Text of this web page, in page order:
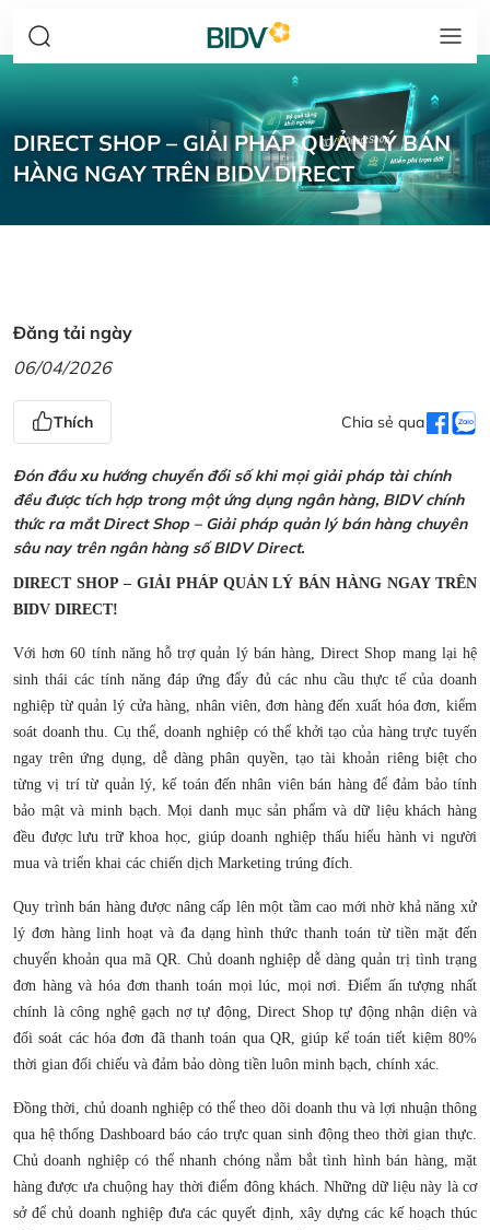
DIRECT SHOP – GIẢI PHÁP QUẢN LÝ BÁN
HÀNG NGAY TRÊN BIDV DIRECT
Đăng tải ngày
06/04/2026
Thích Chia sẻ qua
Đón đầu xu hướng chuyển đổi số khi mọi giải pháp tài chính
đều được tích hợp trong một ứng dụng ngân hàng, BIDV chính
thức ra mắt Direct Shop – Giải pháp quản lý bán hàng chuyên
sâu nay trên ngân hàng số BIDV Direct.
DIRECT SHOP – GIẢI PHÁP QUẢN LÝ BÁN HÀNG NGAY TRÊN
BIDV DIRECT!
Với hơn 60 tính năng hỗ trợ quản lý bán hàng, Direct Shop mang lại hệ
sinh thái các tính năng đáp ứng đẩy đủ các nhu cầu thực tế của doanh
nghiệp từ quản lý cửa hàng, nhân viên, đơn hàng đến xuất hóa đơn, kiểm
soát doanh thu. Cụ thể, doanh nghiệp có thể khởi tạo của hàng trực tuyến
ngay trên ứng dụng, dễ dàng phân quyền, tạo tài khoản riêng biệt cho
từng vị trí từ quản lý, kế toán đến nhân viên bán hàng để đảm bảo tính
bảo mật và minh bạch. Mọi danh mục sản phẩm và dữ liệu khách hàng
đều được lưu trữ khoa học, giúp doanh nghiệp thấu hiểu hành vi người
mua và triển khai các chiến dịch Marketing trúng đích.
Quy trình bán hàng được nâng cấp lên một tầm cao mới nhờ khả năng xử
lý đơn hàng linh hoạt và đa dạng hình thức thanh toán từ tiền mặt đến
chuyển khoản qua mã QR. Chủ doanh nghiệp dễ dàng quản trị tình trạng
đơn hàng và hóa đơn thanh toán mọi lúc, mọi nơi. Điểm ấn tượng nhất
chính là công nghệ gạch nợ tự động, Direct Shop tự động nhận diện và
đối soát các hóa đơn đã thanh toán qua QR, giúp kế toán tiết kiệm 80%
thời gian đối chiếu và đảm bảo dòng tiền luôn minh bạch, chính xác.
Đồng thời, chủ doanh nghiệp có thể theo dõi doanh thu và lợi nhuận thông
qua hệ thống Dashboard báo cáo trực quan sinh động theo thời gian thực.
Chủ doanh nghiệp có thể nhanh chóng nắm bắt tình hình bán hàng, mặt
hàng được ưa chuộng hay thời điểm đông khách. Những dữ liệu này là cơ
sở để chủ doanh nghiệp đưa các quyết định, xây dựng các kế hoạch thúc